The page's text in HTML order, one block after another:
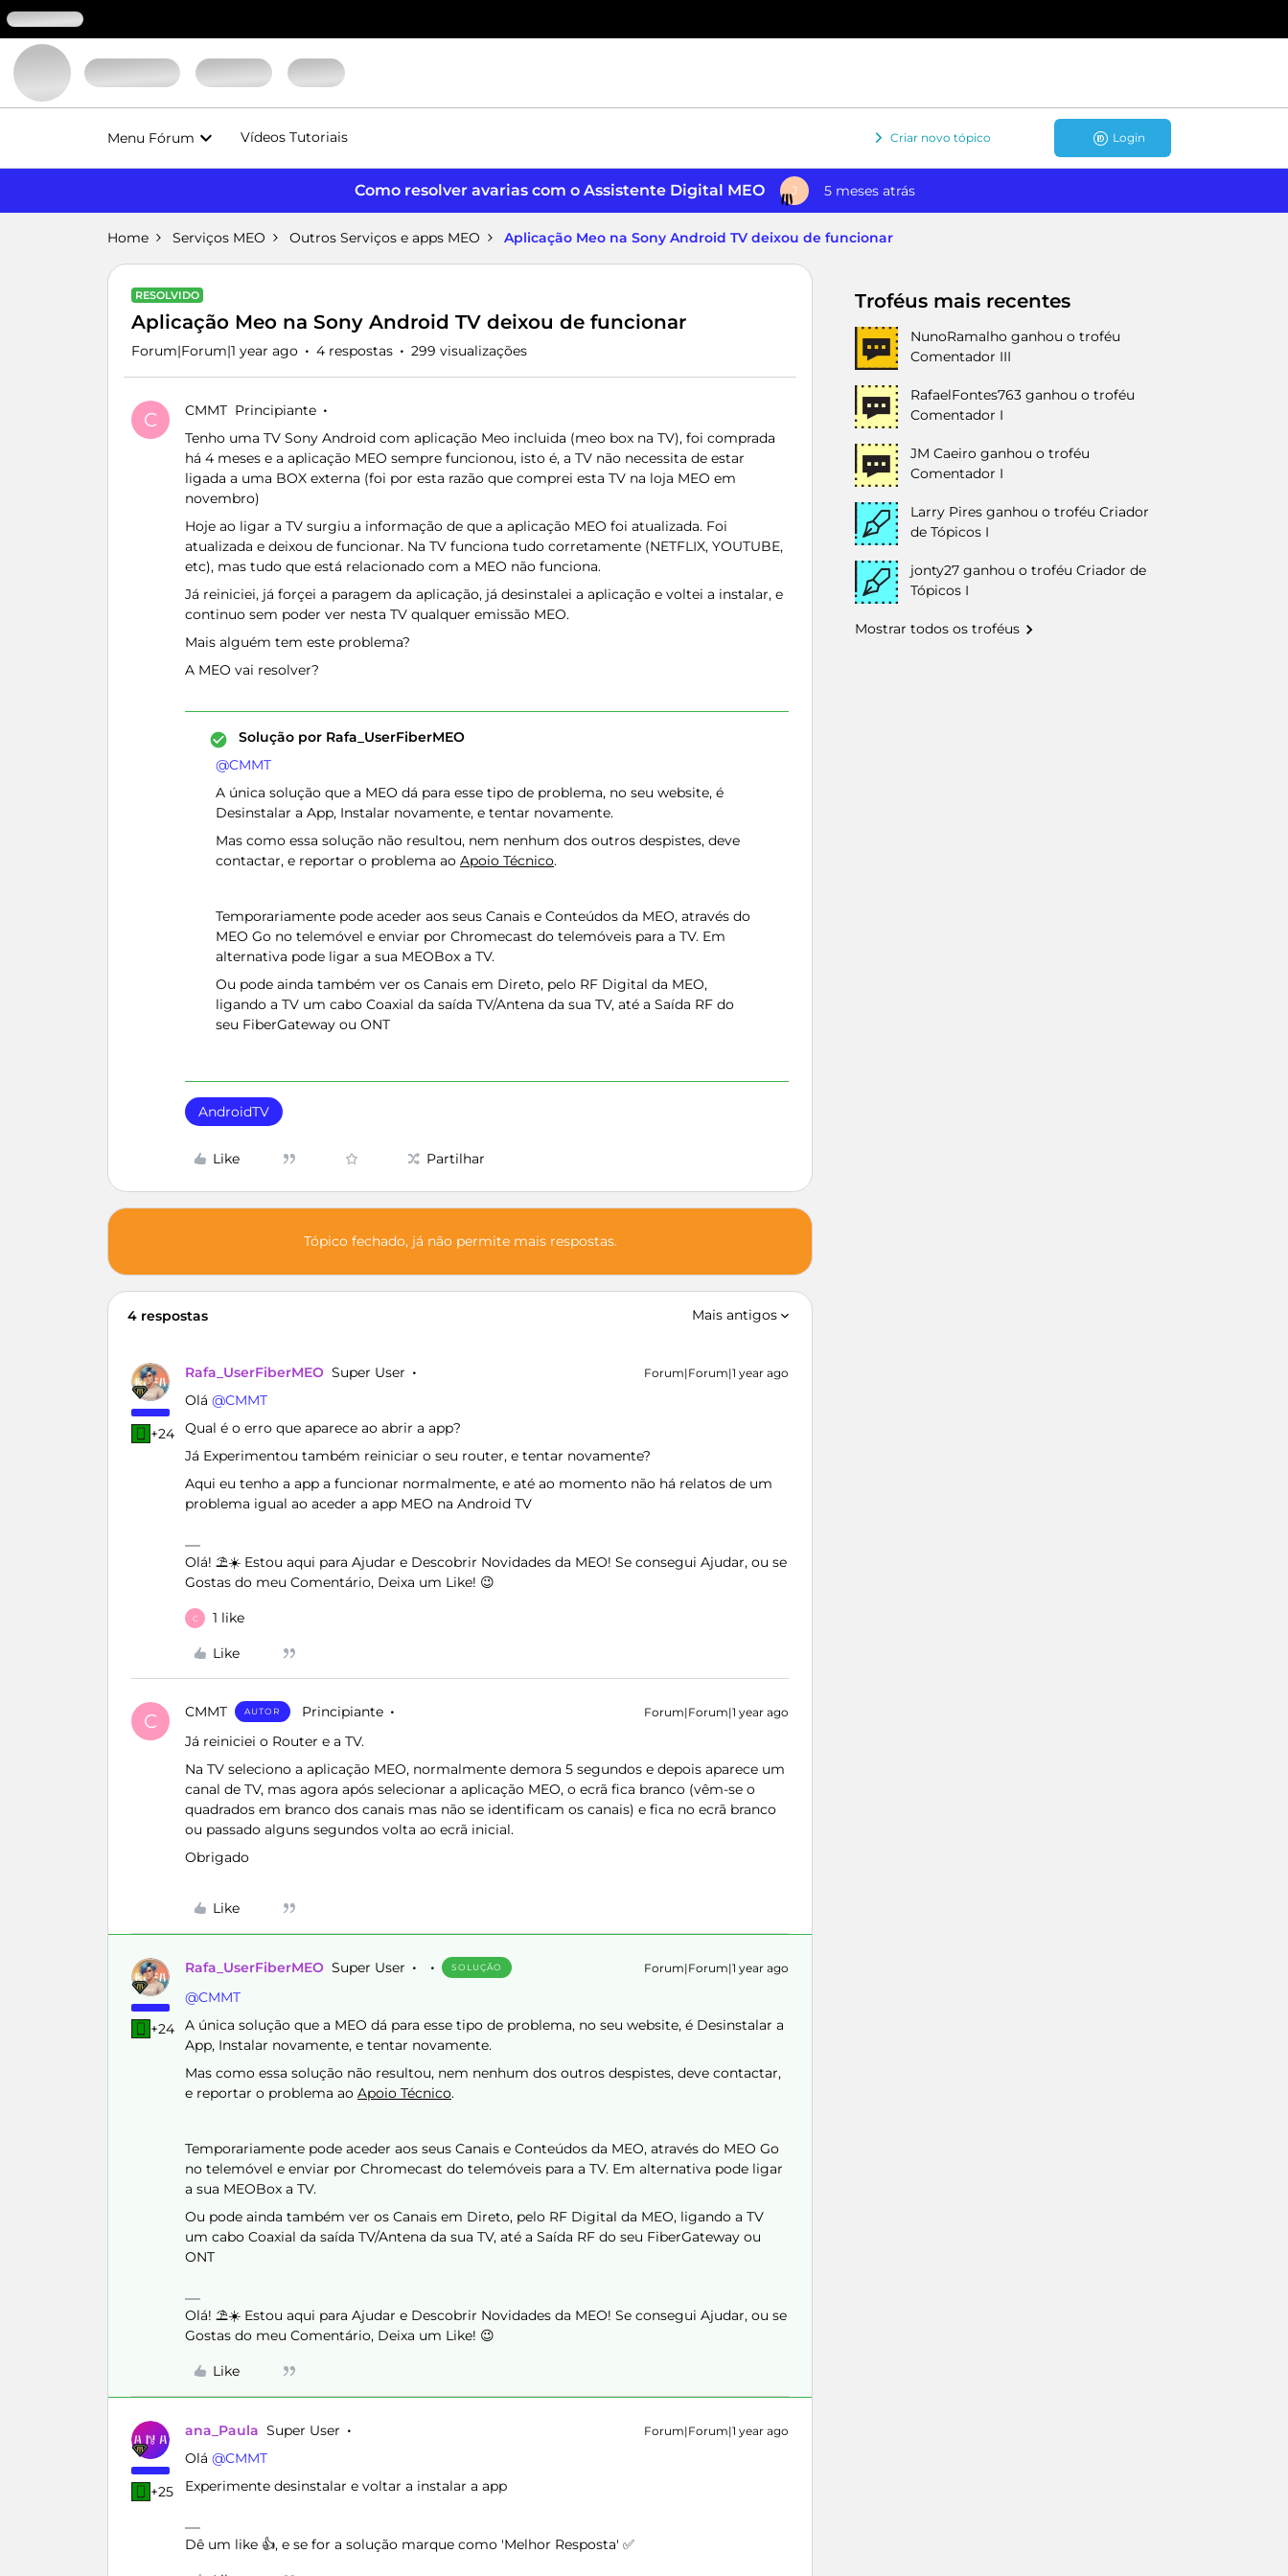
Menu Fórum Vídeos Tutoriais Criar novo tópico Login
Como resolver avarias com o Assistente Digital MEO J 5 meses atrás
Home Serviços MEO Outros Serviços e apps MEO Aplicação Meo na Sony Android TV deixou de funcionar
RESOLVIDO
Aplicação Meo na Sony Android TV deixou de funcionar
Forum|Forum|1 year ago 4 respostas 299 visualizações
C CMMT Principiante
Tenho uma TV Sony Android com aplicação Meo incluida (meo box na TV), foi comprada
há 4 meses e a aplicação MEO sempre funcionou, isto é, a TV não necessita de estar
ligada a uma BOX externa (foi por esta razão que comprei esta TV na loja MEO em
novembro)
Hoje ao ligar a TV surgiu a informação de que a aplicação MEO foi atualizada. Foi
atualizada e deixou de funcionar. Na TV funciona tudo corretamente (NETFLIX, YOUTUBE,
etc), mas tudo que está relacionado com a MEO não funciona.
Já reiniciei, já forçei a paragem da aplicação, já desinstalei a aplicação e voltei a instalar, e
continuo sem poder ver nesta TV qualquer emissão MEO.
Mais alguém tem este problema?
A MEO vai resolver?
Solução por Rafa_UserFiberMEO
@CMMT
A única solução que a MEO dá para esse tipo de problema, no seu website, é
Desinstalar a App, Instalar novamente, e tentar novamente.
Mas como essa solução não resultou, nem nenhum dos outros despistes, deve
contactar, e reportar o problema ao Apoio Técnico.
Temporariamente pode aceder aos seus Canais e Conteúdos da MEO, através do
MEO Go no telemóvel e enviar por Chromecast do telemóveis para a TV. Em
alternativa pode ligar a sua MEOBox a TV.
Ou pode ainda também ver os Canais em Direto, pelo RF Digital da MEO,
ligando a TV um cabo Coaxial da saída TV/Antena da sua TV, até a Saída RF do
seu FiberGateway ou ONT
AndroidTV
Like Partilhar
Tópico fechado, já não permite mais respostas.
4 respostas Mais antigos
+24
Rafa_UserFiberMEO Super User Forum|Forum|1 year ago
Olá ​ @CMMT
Qual é o erro que aparece ao abrir a app?
Já Experimentou também reiniciar o seu router, e tentar novamente?
Aqui eu tenho a app a funcionar normalmente, e até ao momento não há relatos de um
problema igual ao aceder a app MEO na Android TV
Olá! ⛱️☀️ Estou aqui para Ajudar e Descobrir Novidades da MEO! Se consegui Ajudar, ou se
Gostas do meu Comentário, Deixa um Like! 😉
C 1 like
Like
C CMMT AUTOR Principiante Forum|Forum|1 year ago
Já reiniciei o Router e a TV.
Na TV seleciono a aplicação MEO, normalmente demora 5 segundos e depois aparece um
canal de TV, mas agora após selecionar a aplicação MEO, o ecrã fica branco (vêm-se o
quadrados em branco dos canais mas não se identificam os canais) e fica no ecrã branco
ou passado alguns segundos volta ao ecrã inicial.
Obrigado
Like
+24
Rafa_UserFiberMEO Super User SOLUÇÃO Forum|Forum|1 year ago
@CMMT
A única solução que a MEO dá para esse tipo de problema, no seu website, é Desinstalar a
App, Instalar novamente, e tentar novamente.
Mas como essa solução não resultou, nem nenhum dos outros despistes, deve contactar,
e reportar o problema ao Apoio Técnico.
Temporariamente pode aceder aos seus Canais e Conteúdos da MEO, através do MEO Go
no telemóvel e enviar por Chromecast do telemóveis para a TV. Em alternativa pode ligar
a sua MEOBox a TV.
Ou pode ainda também ver os Canais em Direto, pelo RF Digital da MEO, ligando a TV
um cabo Coaxial da saída TV/Antena da sua TV, até a Saída RF do seu FiberGateway ou
ONT
Olá! ⛱️☀️ Estou aqui para Ajudar e Descobrir Novidades da MEO! Se consegui Ajudar, ou se
Gostas do meu Comentário, Deixa um Like! 😉
Like
+25
ana_Paula Super User Forum|Forum|1 year ago
Olá ​ @CMMT
Experimente desinstalar e voltar a instalar a app
Dê um like 👍, e se for a solução marque como 'Melhor Resposta' ✅
Troféus mais recentes
NunoRamalho ganhou o troféu
Comentador III
RafaelFontes763 ganhou o troféu
Comentador I
JM Caeiro ganhou o troféu
Comentador I
Larry Pires ganhou o troféu Criador
de Tópicos I
jonty27 ganhou o troféu Criador de
Tópicos I
Mostrar todos os troféus